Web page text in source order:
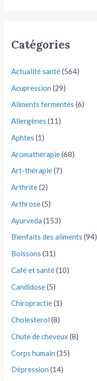
Catégories
Actualité santé(564)
Acupression (29)
Aliments fermentés (6)
Allergènes (11)
Aphtes (1)
Aromathérapie(68)
Art-thérapie(7)
Arthrite(2)
Arthrose(5)
Ayurveda (153)
Bienfaits des aliments (94)
Boissons (31)
Café et santé(10)
Candidose(5)
Chiropractie(1)
Cholesterol (8)
Chute de cheveux (8)
Corps humain (35)
Dépression (14)